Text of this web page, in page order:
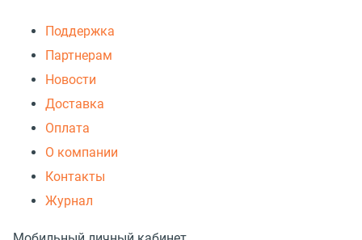
Поддержка
Партнерам
Новости
Доставка
Оплата
О компании
Контакты
Журнал